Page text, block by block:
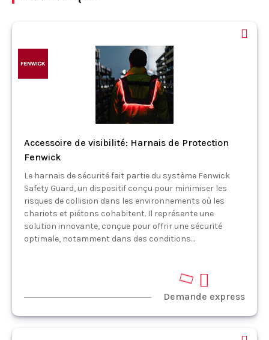
Accessoire de visibilité: Harnais de Protection
Fenwick
Le harnais de sécurité fait partie du système Fenwick
Safety Guard, un dispositif conçu pour minimiser les
risques de collision dans les environnements où les
chariots et piétons cohabitent. Il représente une
solution innovante, conçue pour offrir une sécurité
optimale, notamment dans des conditions...
Demande express